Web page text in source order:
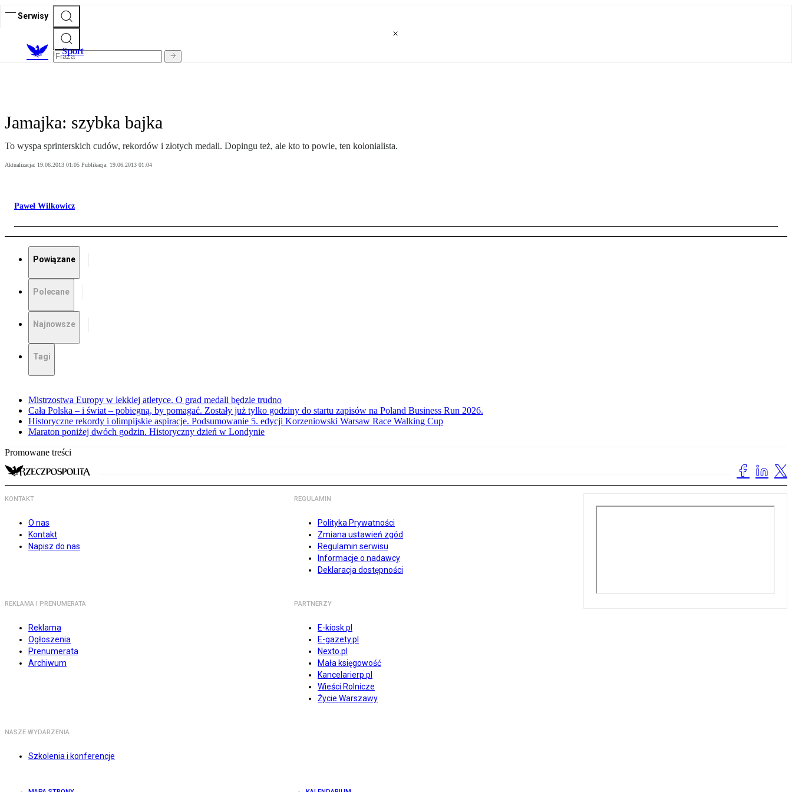
Serwisy
Sport
Jamajka: szybka bajka
To wyspa sprinterskich cudów, rekordów i złotych medali. Dopingu też, ale kto to powie, ten kolonialista.
Aktualizacja: 19.06.2013 01:05 Publikacja: 19.06.2013 01:04
Paweł Wilkowicz
Powiązane
Polecane
Najnowsze
Tagi
Mistrzostwa Europy w lekkiej atletyce. O grad medali będzie trudno
Cała Polska – i świat – pobiegną, by pomagać. Zostały już tylko godziny do startu zapisów na Poland Business Run 2026.
Historyczne rekordy i olimpijskie aspiracje. Podsumowanie 5. edycji Korzeniowski Warsaw Race Walking Cup
Maraton poniżej dwóch godzin. Historyczny dzień w Londynie
Promowane treści
KONTAKT
O nas
Kontakt
Napisz do nas
REGULAMIN
Polityka Prywatności
Zmiana ustawień zgód
Regulamin serwisu
Informacje o nadawcy
Deklaracja dostępności
REKLAMA I PRENUMERATA
Reklama
Ogłoszenia
Prenumerata
Archiwum
PARTNERZY
E-kiosk.pl
E-gazety.pl
Nexto.pl
Mała księgowość
Kancelarierp.pl
Wieści Rolnicze
Życie Warszawy
NASZE WYDARZENIA
Szkolenia i konferencje